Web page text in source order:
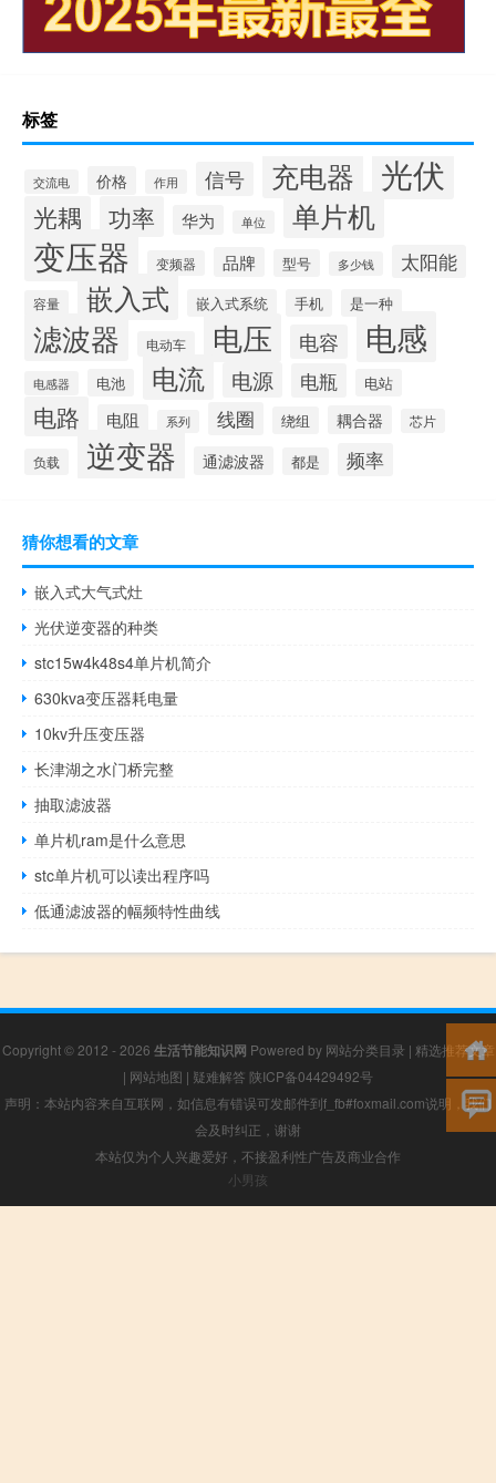
标签
交流电 价格 作用 信号 充电器 光伏
光耦 功率 华为 单位 单片机
变压器 变频器 品牌 型号 多少钱 太阳能
容量 嵌入式 嵌入式系统 手机 是一种
滤波器 电动车 电压 电容 电感
电感器 电池 电流 电源 电瓶 电站
电路 电阻 系列 线圈 绕组 耦合器 芯片
负载 逆变器 通滤波器 都是 频率
猜你想看的文章
嵌入式大气式灶
光伏逆变器的种类
stc15w4k48s4单片机简介
630kva变压器耗电量
10kv升压变压器
长津湖之水门桥完整
抽取滤波器
单片机ram是什么意思
stc单片机可以读出程序吗
低通滤波器的幅频特性曲线
Copyright © 2012 - 2026 生活节能知识网 Powered by 网站分类目录 | 精选推荐文章
| 网站地图 | 疑难解答 陕ICP备04429492号
声明：本站内容来自互联网，如信息有错误可发邮件到f_fb#foxmail.com说明，我们
会及时纠正，谢谢
本站仅为个人兴趣爱好，不接盈利性广告及商业合作
小男孩